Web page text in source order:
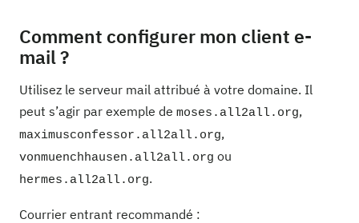
Comment configurer mon client e-
mail ?
Utilisez le serveur mail attribué à votre domaine. Il
peut s’agir par exemple de moses.all2all.org,
maximusconfessor.all2all.org,
vonmuenchhausen.all2all.org ou
hermes.all2all.org.
Courrier entrant recommandé :